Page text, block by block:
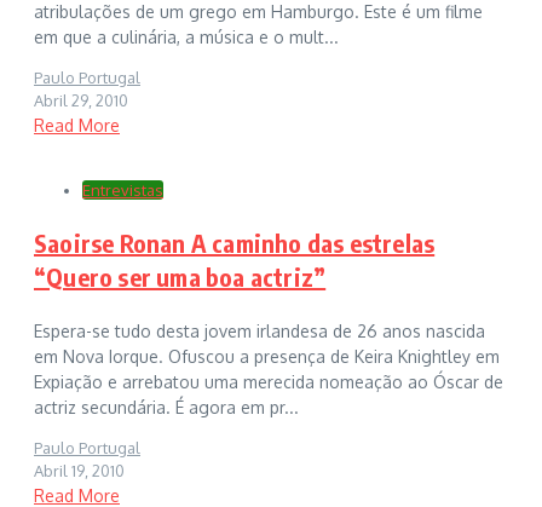
atribulações de um grego em Hamburgo. Este é um filme
em que a culinária, a música e o mult...
Paulo Portugal
Abril 29, 2010
Read More
Entrevistas
Saoirse Ronan A caminho das estrelas
“Quero ser uma boa actriz”
Espera-se tudo desta jovem irlandesa de 26 anos nascida
em Nova Iorque. Ofuscou a presença de Keira Knightley em
Expiação e arrebatou uma merecida nomeação ao Óscar de
actriz secundária. É agora em pr...
Paulo Portugal
Abril 19, 2010
Read More